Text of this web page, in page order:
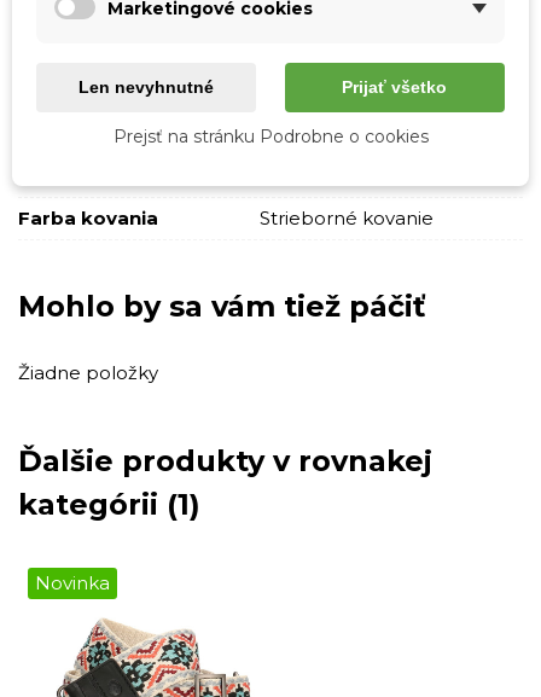
Hnedá
Materiál
Skladová dostupnosť
Odosielame IHNEĎ
Farba kovania
Strieborné kovanie
Mohlo by sa vám tiež páčiť
Žiadne položky
Ďalšie produkty v rovnakej
kategórii (1)
Novinka
Marketingové cookies
Len nevyhnutné Prijať všetko
Prejsť na stránku Podrobne o cookies